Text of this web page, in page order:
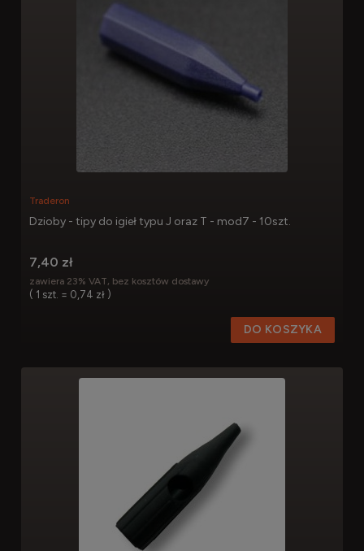
Dzioby - tipy do igieł typu J oraz T - mod7 - 10szt.
Traderon
7,40 zł
zawiera 23% VAT, bez kosztów dostawy
( 1 szt. = 0,74 zł )
DO KOSZYKA